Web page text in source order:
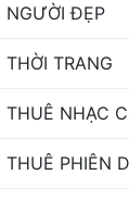
NGƯỜI ĐẸP
THỜI TRANG
THUÊ NHẠC
THUÊ PHIÊN